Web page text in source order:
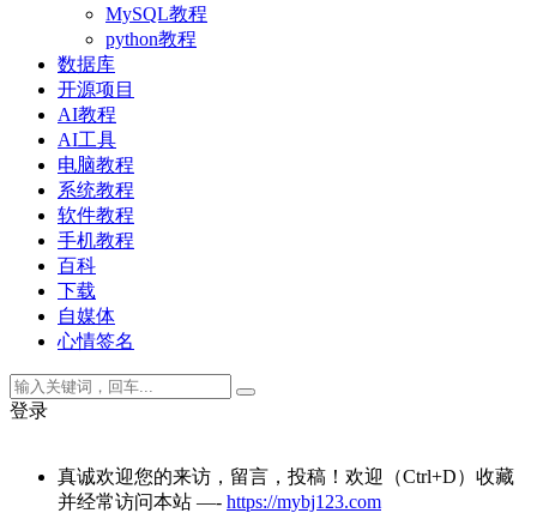
MySQL教程
python教程
数据库
开源项目
AI教程
AI工具
电脑教程
系统教程
软件教程
手机教程
百科
下载
自媒体
心情签名
登录
真诚欢迎您的来访，留言，投稿！欢迎（Ctrl+D）收藏
并经常访问本站 —- https://mybj123.com